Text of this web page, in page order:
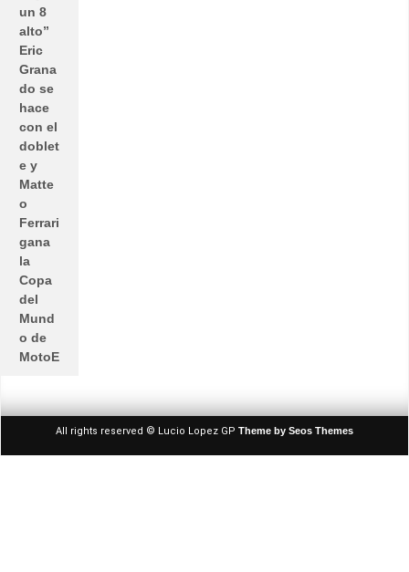
un 8
alto”
Eric
Grana
do se
hace
con el
doblet
e y
Matte
o
Ferrari
gana
la
Copa
del
Mund
o de
MotoE
All rights reserved © Lucio Lopez GP Theme by Seos Themes